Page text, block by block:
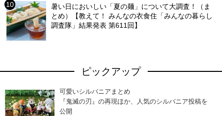
暑い日においしい「夏の麺」について大調査！（ま
とめ）【教えて！ みんなの衣食住「みんなの暮らし
調査隊」結果発表 第611回】
ピックアップ
可愛いシルバニアまとめ
『鬼滅の刃』の再現ほか、人気のシルバニア投稿を
公開